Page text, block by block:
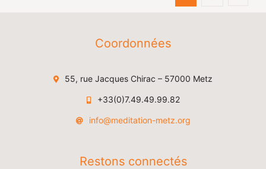
Coordonnées
55, rue Jacques Chirac – 57000 Metz
+33(0)7.49.49.99.82
info@meditation-metz.org
Restons connectés